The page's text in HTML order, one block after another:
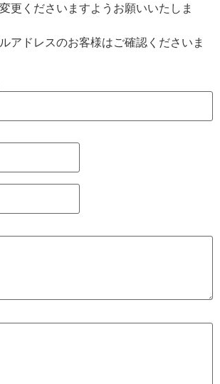
更くださいますようお願いいたしま
アドレスのお客様はご確認くださいま